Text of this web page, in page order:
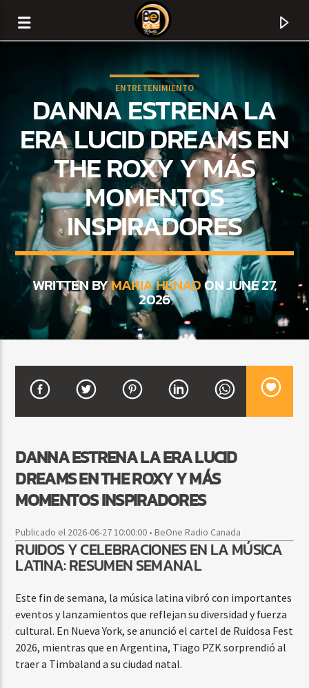
CURRENT TRACK
TITLE
ARTIST
CURRENT SHOW
BACHATA Y VALLENATO
9:00 AM 11:00 AM
Beone Radio
ENTRETENIMIENTO
DANNA ESTRENA LA
ERA LUCID DREAMS EN
THE ROXY Y MÁS
MOMENTOS
INSPIRADORES
WRITTEN BYMARIA HENAOON JUNE 27,
2026
DANNA ESTRENA LA ERA LUCID
DREAMS EN THE ROXY Y MÁS
MOMENTOS INSPIRADORES
Publicado el 2026-06-27 10:00:00 • BeOne Radio Canada
RUIDOS Y CELEBRACIONES EN LA MÚSICA
LATINA: RESUMEN SEMANAL
Este fin de semana, la música latina vibró con importantes
eventos y lanzamientos que reflejan su diversidad y fuerza
cultural. En Nueva York, se anunció el cartel de Ruidosa Fest
2026, mientras que en Argentina, Tiago PZK sorprendió al
traer a Timbaland a su ciudad natal.